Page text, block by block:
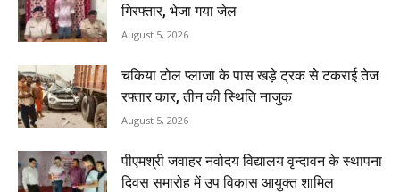
गिरफ्तार, भेजा गया जेल
August 5, 2026
चकिया टोल प्लाजा के पास खड़े ट्रक से टकराई तेज
रफ्तार कार, तीन की स्थिति नाजुक
August 5, 2026
पीएमश्री जवाहर नवोदय विद्यालय वृन्दावन के स्थापना
दिवस समारोह में उप विकास आयुक्त शामिल